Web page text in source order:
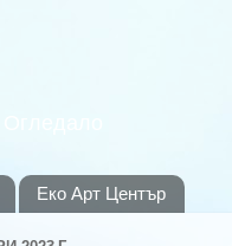
Еко Арт Център